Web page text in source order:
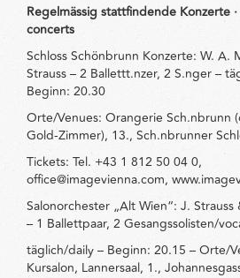
Regelmässig stattfindende Konzerte
concerts
Schloss Schönbrunn Konzerte: W. A.
Strauss – 2 Ballettt.nzer, 2 S.nger –
Beginn: 20.30
Orte/Venues: Orangerie Sch.nbrunn
Gold-Zimmer), 13., Sch.nbrunner
Tickets: Tel. +43 1 812 50 04 0,
office@imagevienna.com,
Salonorchester „Alt Wien“: J.
– 1 Ballettpaar, 2 Gesangssolisten/
täglich/daily – Beginn: 20.15 – Orte/
Kursalon, Lannersaal, 1.,